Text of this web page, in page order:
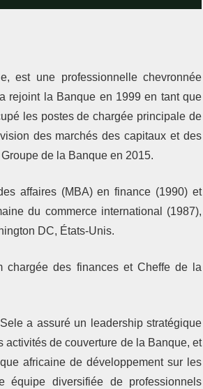
est une professionnelle chevronnée
rejoint la Banque en 1999 en tant que
les postes de chargée principale de
des marchés des capitaux et des
de la Banque en 2015.
affaires (MBA) en finance (1990) et
du commerce international (1987),
DC, États-Unis.
chargée des finances et Cheffe de la
a assuré un leadership stratégique
de couverture de la Banque, et
africaine de développement sur les
diversifiée de professionnels